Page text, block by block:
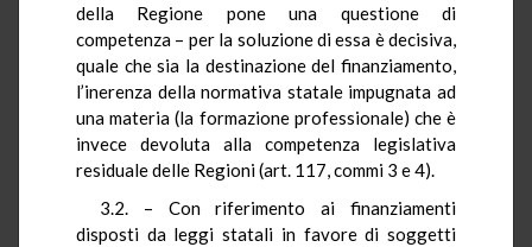
della Regione pone una questione di
competenza – per la soluzione di essa è decisiva,
quale che sia la destinazione del finanziamento,
l’inerenza della normativa statale impugnata ad
una materia (la formazione professionale) che è
invece devoluta alla competenza legislativa
residuale delle Regioni (art. 117, commi 3 e 4).
3.2. – Con riferimento ai finanziamenti
disposti da leggi statali in favore di soggetti